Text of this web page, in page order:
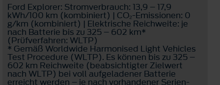
Ford Explorer: Stromverbrauch: 13,9 – 17,9
kWh/100 km (kombiniert) | CO₂-Emissionen: 0
g/km (kombiniert) | Elektrische Reichweite: je
nach Batterie bis zu 325 – 602 km*
(Prüfverfahren: WLTP)
* Gemäß Worldwide Harmonised Light Vehicles
Test Procedure (WLTP). Es können bis zu 325 –
602 km Reichweite (beabsichtigter Zielwert
nach WLTP) bei voll aufgeladener Batterie
erreicht werden – je nach vorhandener Serien-